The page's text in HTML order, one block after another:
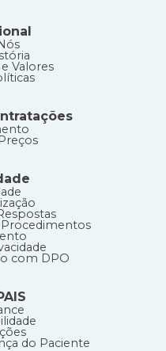
e Valores
com DPO
do Paciente